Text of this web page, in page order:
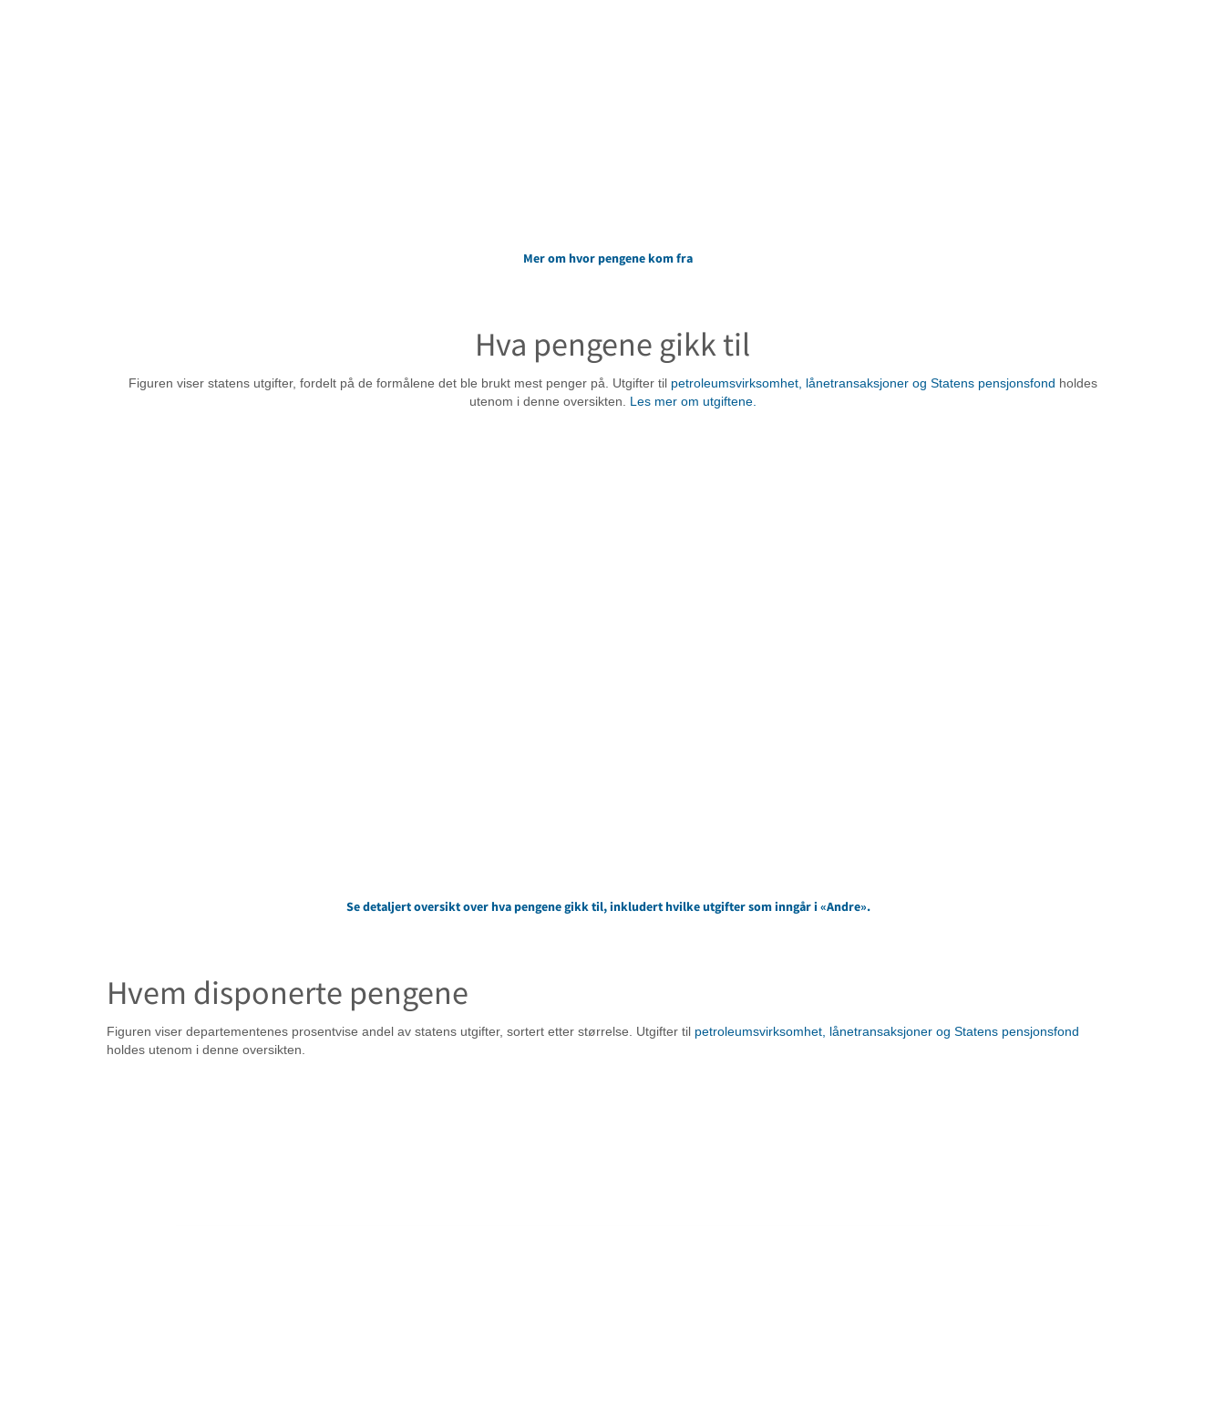
Mer om hvor pengene kom fra
Hva pengene gikk til
Figuren viser statens utgifter, fordelt på de formålene det ble brukt mest penger på. Utgifter til petroleumsvirksomhet, lånetransaksjoner og Statens pensjonsfond holdes
utenom i denne oversikten. Les mer om utgiftene.
Se detaljert oversikt over hva pengene gikk til, inkludert hvilke utgifter som inngår i «Andre».
Hvem disponerte pengene
Figuren viser departementenes prosentvise andel av statens utgifter, sortert etter størrelse. Utgifter til petroleumsvirksomhet, lånetransaksjoner og Statens pensjonsfond
holdes utenom i denne oversikten.